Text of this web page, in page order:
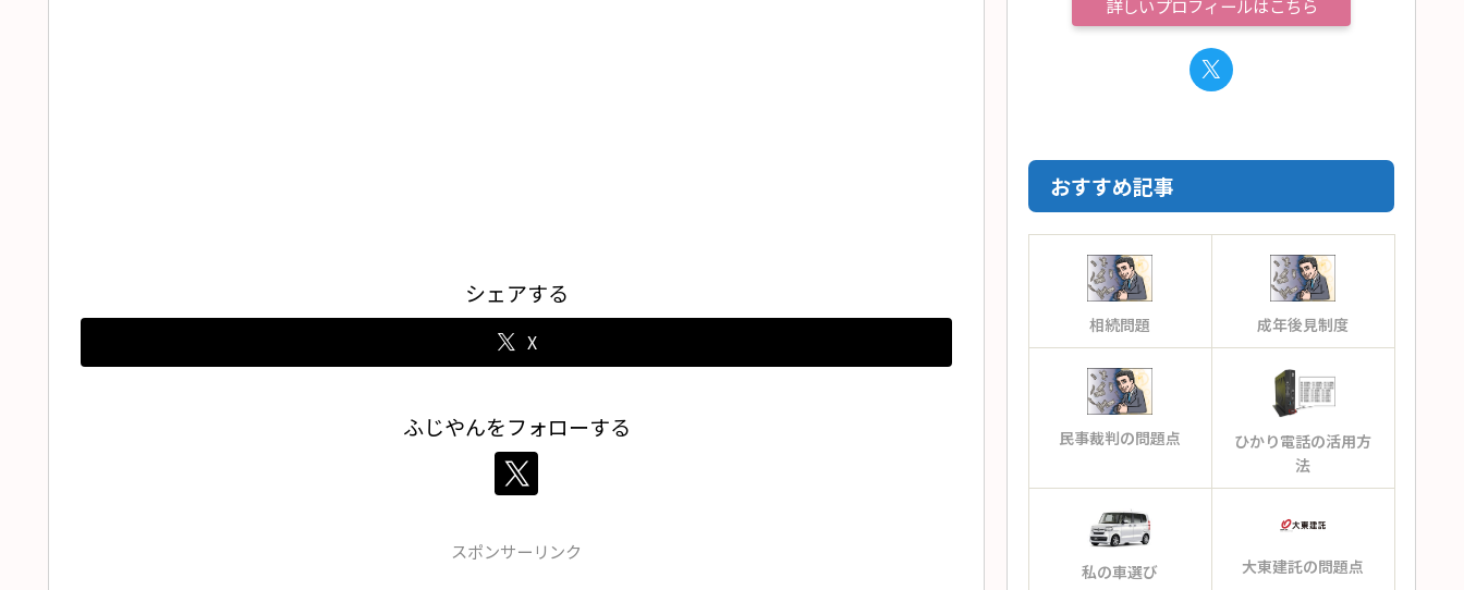
シェアする
X
ふじやんをフォローする
スポンサーリンク
詳しいプロフィールはこちら
おすすめ記事
相続問題 成年後見制度
民事裁判の問題点
ひかり電話の活用方
法
私の車選び 大東建託の問題点